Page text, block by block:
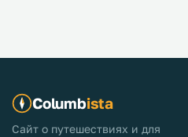
Columbista
Сайт о путешествиях и для